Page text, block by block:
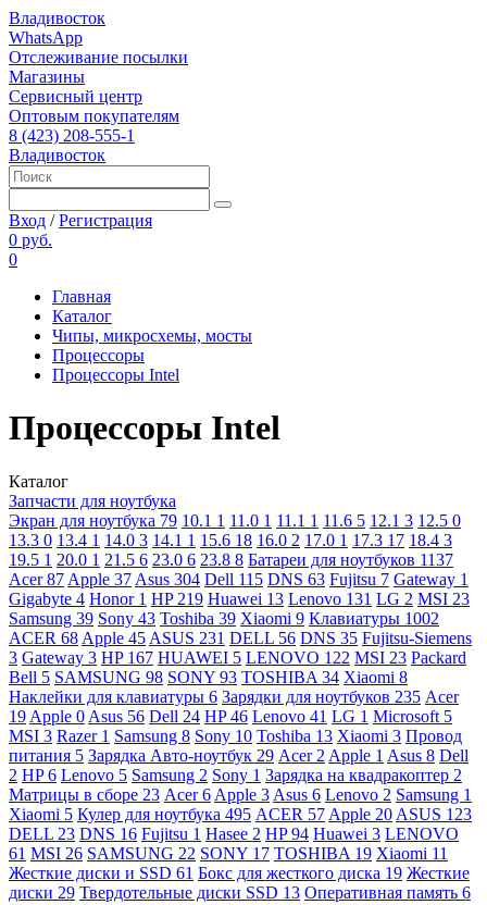
Владивосток
WhatsApp
Отслеживание посылки
Магазины
Сервисный центр
Оптовым покупателям
8 (423) 208-555-1
Владивосток
Вход /Регистрация
0 руб.
0
Главная
Каталог
Чипы, микросхемы, мосты
Процессоры
Процессоры Intel
Процессоры Intel
Каталог
Запчасти для ноутбука
Экран для ноутбука 79 10.1 1 11.0 1 11.1 1 11.6 5 12.1 3 12.5 0
13.3 0 13.4 1 14.0 3 14.1 1 15.6 18 16.0 2 17.0 1 17.3 17 18.4 3
19.5 1 20.0 1 21.5 6 23.0 6 23.8 8 Батареи для ноутбуков 1137
Acer87 Apple 37 Asus 304 Dell 115 DNS 63 Fujitsu 7 Gateway 1
Gigabyte 4 Honor 1 HP 219 Huawei 13 Lenovo 131 LG 2 MSI 23
Samsung 39 Sony 43 Toshiba 39 Xiaomi 9 Клавиатуры 1002
ACER 68 Apple 45 ASUS 231 DELL 56 DNS 35 Fujitsu-Siemens
3 Gateway 3 HP 167 HUAWEI 5 LENOVO 122 MSI 23 Packard
Bell 5 SAMSUNG 98 SONY 93 TOSHIBA 34 Xiaomi 8
Наклейки для клавиатуры 6 Зарядки для ноутбуков 235 Acer
19 Apple 0 Asus 56 Dell 24 HP46 Lenovo 41 LG 1 Microsoft 5
MSI 3 Razer 1 Samsung 8 Sony 10 Toshiba 13 Xiaomi 3 Провод
питания 5 Зарядка Авто-ноутбук 29 Acer 2 Apple 1 Asus 8 Dell
2 HP6 Lenovo 5 Samsung 2 Sony 1 Зарядка на квадракоптер 2
Матрицы в сборе 23 Acer6 Apple 3 Asus 6 Lenovo 2 Samsung 1
Xiaomi 5 Кулер для ноутбука 495 ACER 57 Apple 20 ASUS 123
DELL 23 DNS 16 Fujitsu 1 Hasee 2 HP94 Huawei 3 LENOVO
61 MSI 26 SAMSUNG 22 SONY 17 TOSHIBA 19 Xiaomi 11
Жесткие диски и SSD 61 Бокс для жесткого диска 19 Жесткие
диски 29 Твердотельные диски SSD 13 Оперативная память 6